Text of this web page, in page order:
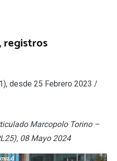
registros
desde 25 Febrero 2023 /
Marcopolo Torino –
08 Mayo 2024